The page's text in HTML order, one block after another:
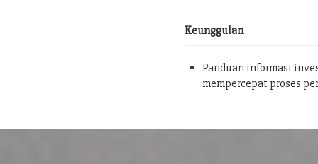
Keunggulan
Panduan informasi
mempercepat proses